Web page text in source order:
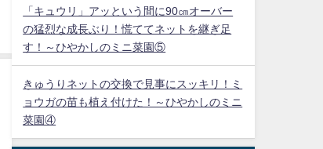
「キュウリ」アッという間に90㎝オーバー
の猛烈な成長ぶり！慌ててネットを継ぎ足
す！～ひやかしのミニ菜園⑤
きゅうりネットの交換で見事にスッキリ！ミ
ョウガの苗も植え付けた！～ひやかしのミニ
菜園④